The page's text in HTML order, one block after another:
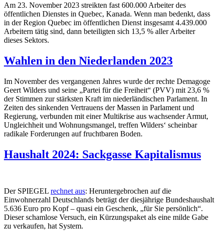
Am 23. November 2023 streikten fast 600.000 Arbeiter des
öffentlichen Dienstes in Quebec, Kanada. Wenn man bedenkt, dass
in der Region Quebec im öffentlichen Dienst insgesamt 4.439.000
Arbeitern tätig sind, dann beteiligten sich 13,5 % aller Arbeiter
dieses Sektors.
Wahlen in den Niederlanden 2023
Im November des vergangenen Jahres wurde der rechte Demagoge
Geert Wilders und seine „Partei für die Freiheit“ (PVV) mit 23,6 %
der Stimmen zur stärksten Kraft im niederländischen Parlament. In
Zeiten des sinkenden Vertrauens der Massen in Parlament und
Regierung, verbunden mit einer Multikrise aus wachsender Armut,
Ungleichheit und Wohnungsmangel, treffen Wilders‘ scheinbar
radikale Forderungen auf fruchtbaren Boden.
Haushalt 2024: Sackgasse Kapitalismus
Der SPIEGEL rechnet aus: Heruntergebrochen auf die
Einwohnerzahl Deutschlands beträgt der diesjährige Bundeshaushalt
5.636 Euro pro Kopf – quasi ein Geschenk, „für Sie persönlich“.
Dieser schamlose Versuch, ein Kürzungspaket als eine milde Gabe
zu verkaufen, hat System.